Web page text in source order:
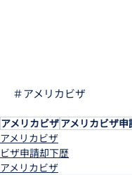
＃アメリカビザ
アメリカビザアメリカビザ
アメリカビザ
ビザ申請却下歴
アメリカビザ